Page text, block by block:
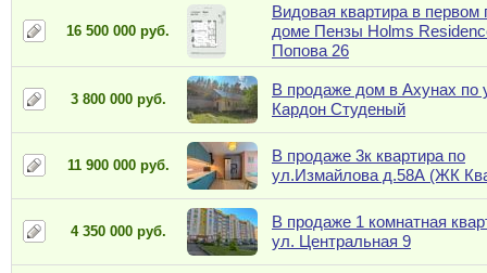
16 500 000 руб.
Видовая квартира в первом
доме Пензы Holms
Попова 26
3 800 000 руб.
В продаже дом в Ахунах по
Кардон Студеный
11 900 000 руб.
В продаже 3к квартира по
ул.Измайлова д.58А (ЖК
4 350 000 руб.
В продаже 1 комнатная
ул. Центральная 9